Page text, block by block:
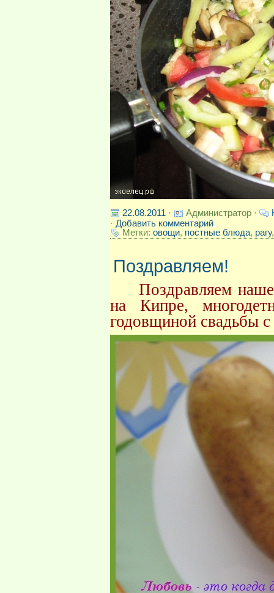
22.08.2011 · Администратор ·
· Добавить комментарий
Метки: овощи, постные блюда, рагу
Поздравляем!
Поздравляем
на Кипре,
годовщиной свадьбы